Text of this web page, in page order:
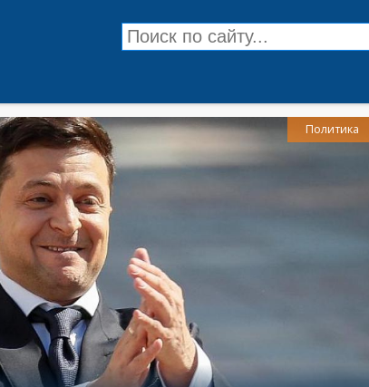
Политика